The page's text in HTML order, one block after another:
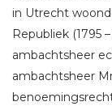
in Utrecht
Republiek (1795
ambachtsheer
ambachtsheer